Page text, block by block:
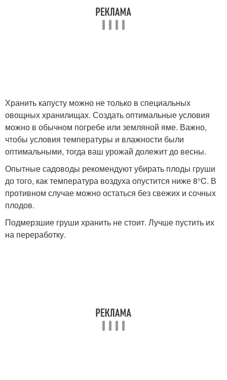
Хранить капусту можно не только в специальных
овощных хранилищах. Создать оптимальные условия
можно в обычном погребе или земляной яме. Важно,
чтобы условия температуры и влажности были
оптимальными, тогда ваш урожай долежит до весны.
Опытные садоводы рекомендуют убирать плоды груши
до того, как температура воздуха опустится ниже 8°C. В
противном случае можно остаться без свежих и сочных
плодов.
Подмерзшие груши хранить не стоит. Лучше пустить их
на переработку.